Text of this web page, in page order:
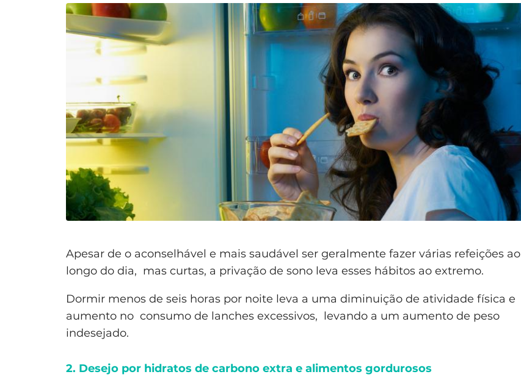
Apesar de o aconselhável e mais saudável ser geralmente fazer várias refeições ao
longo do dia, mas curtas, a privação de sono leva esses hábitos ao extremo.
Dormir menos de seis horas por noite leva a uma diminuição de atividade física e
aumento no consumo de lanches excessivos, levando a um aumento de peso
indesejado.
2. Desejo por hidratos de carbono extra e alimentos gordurosos